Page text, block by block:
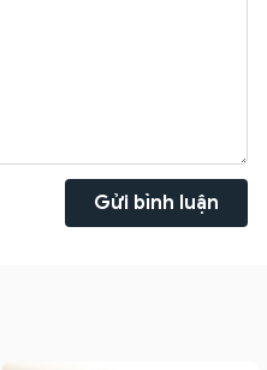
Gửi bình luận